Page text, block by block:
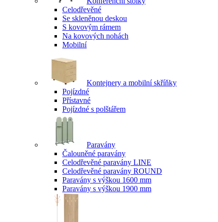
Celodřevěné
Se skleněnou deskou
S kovovým rámem
Na kovových nohách
Mobilní
Kontejnery a mobilní skříňky
Pojízdné
Přístavné
Pojízdné s polštářem
Paravány
Čalouněné paravány
Celodřevěné paravány LINE
Celodřevěné paravány ROUND
Paravány s výškou 1600 mm
Paravány s výškou 1900 mm